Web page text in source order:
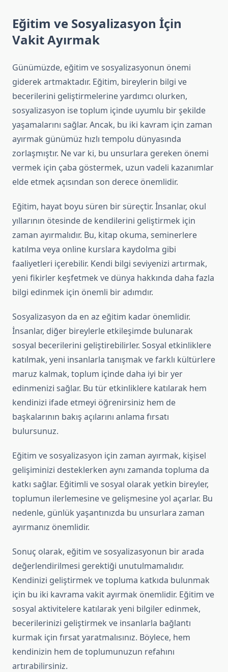
Eğitim ve Sosyalizasyon İçin
Vakit Ayırmak
Günümüzde, eğitim ve sosyalizasyonun önemi
giderek artmaktadır. Eğitim, bireylerin bilgi ve
becerilerini geliştirmelerine yardımcı olurken,
sosyalizasyon ise toplum içinde uyumlu bir şekilde
yaşamalarını sağlar. Ancak, bu iki kavram için zaman
ayırmak günümüz hızlı tempolu dünyasında
zorlaşmıştır. Ne var ki, bu unsurlara gereken önemi
vermek için çaba göstermek, uzun vadeli kazanımlar
elde etmek açısından son derece önemlidir.
Eğitim, hayat boyu süren bir süreçtir. İnsanlar, okul
yıllarının ötesinde de kendilerini geliştirmek için
zaman ayırmalıdır. Bu, kitap okuma, seminerlere
katılma veya online kurslara kaydolma gibi
faaliyetleri içerebilir. Kendi bilgi seviyenizi artırmak,
yeni fikirler keşfetmek ve dünya hakkında daha fazla
bilgi edinmek için önemli bir adımdır.
Sosyalizasyon da en az eğitim kadar önemlidir.
İnsanlar, diğer bireylerle etkileşimde bulunarak
sosyal becerilerini geliştirebilirler. Sosyal etkinliklere
katılmak, yeni insanlarla tanışmak ve farklı kültürlere
maruz kalmak, toplum içinde daha iyi bir yer
edinmenizi sağlar. Bu tür etkinliklere katılarak hem
kendinizi ifade etmeyi öğrenirsiniz hem de
başkalarının bakış açılarını anlama fırsatı
bulursunuz.
Eğitim ve sosyalizasyon için zaman ayırmak, kişisel
gelişiminizi desteklerken aynı zamanda topluma da
katkı sağlar. Eğitimli ve sosyal olarak yetkin bireyler,
toplumun ilerlemesine ve gelişmesine yol açarlar. Bu
nedenle, günlük yaşantınızda bu unsurlara zaman
ayırmanız önemlidir.
Sonuç olarak, eğitim ve sosyalizasyonun bir arada
değerlendirilmesi gerektiği unutulmamalıdır.
Kendinizi geliştirmek ve topluma katkıda bulunmak
için bu iki kavrama vakit ayırmak önemlidir. Eğitim ve
sosyal aktivitelere katılarak yeni bilgiler edinmek,
becerilerinizi geliştirmek ve insanlarla bağlantı
kurmak için fırsat yaratmalısınız. Böylece, hem
kendinizin hem de toplumunuzun refahını
artırabilirsiniz.